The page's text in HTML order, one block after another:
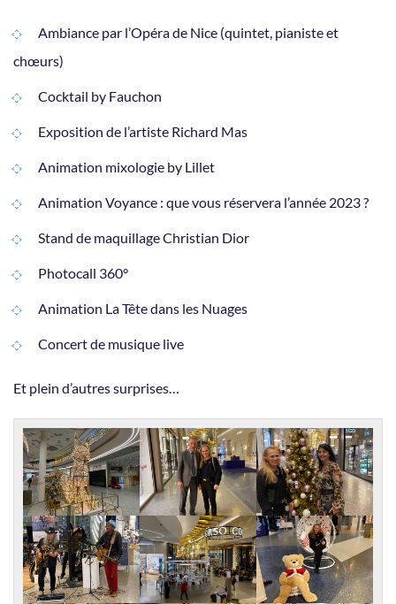
Ambiance par l’Opéra de Nice (quintet, pianiste et
chœurs)
Cocktail by Fauchon
Exposition de l’artiste Richard Mas
Animation mixologie by Lillet
Animation Voyance : que vous réservera l’année 2023 ?
Stand de maquillage Christian Dior
Photocall 360°
Animation La Tête dans les Nuages
Concert de musique live
Et plein d’autres surprises…